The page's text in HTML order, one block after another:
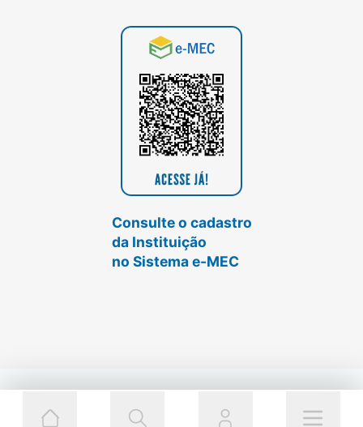
Consulte o cadastro
da Instituição
no Sistema e-MEC